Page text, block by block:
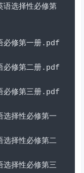
语选择性必修第
必修第一册. pdf
必修第二册. pdf
必修第三册. pdf
选择性必修第一
选择性必修第二
选择性必修第三